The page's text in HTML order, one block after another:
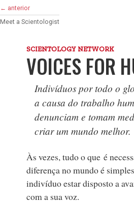
SCIENTOLOGY NETWORK
VOICES FOR
Indivíduos por todo o
a causa do trabalho
denunciam e tomam
criar um mundo melhor.
Às vezes, tudo o que é
diferença no mundo é
indivíduo estar disposto a
com a sua voz.
← anterior
Meet a Scientologist